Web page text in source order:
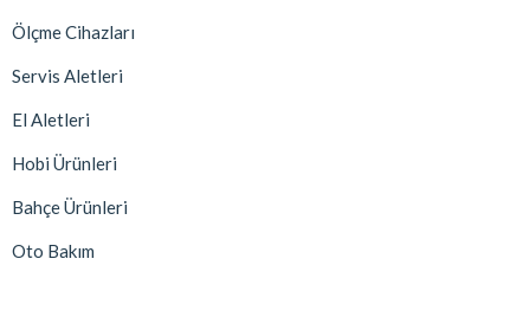
Ölçme Cihazları
Servis Aletleri
El Aletleri
Hobi Ürünleri
Bahçe Ürünleri
Oto Bakım